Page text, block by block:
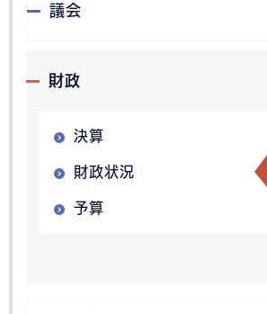
議会
財政
決算
財政状況
予算